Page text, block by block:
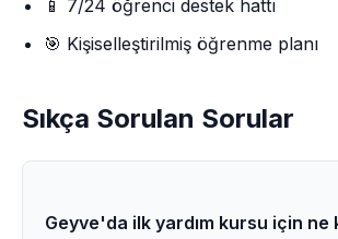
📱 7/24 öğrenci destek hattı
🎯 Kişiselleştirilmiş öğrenme planı
Sıkça Sorulan Sorular
Geyve'da ilk yardım kursu için ne